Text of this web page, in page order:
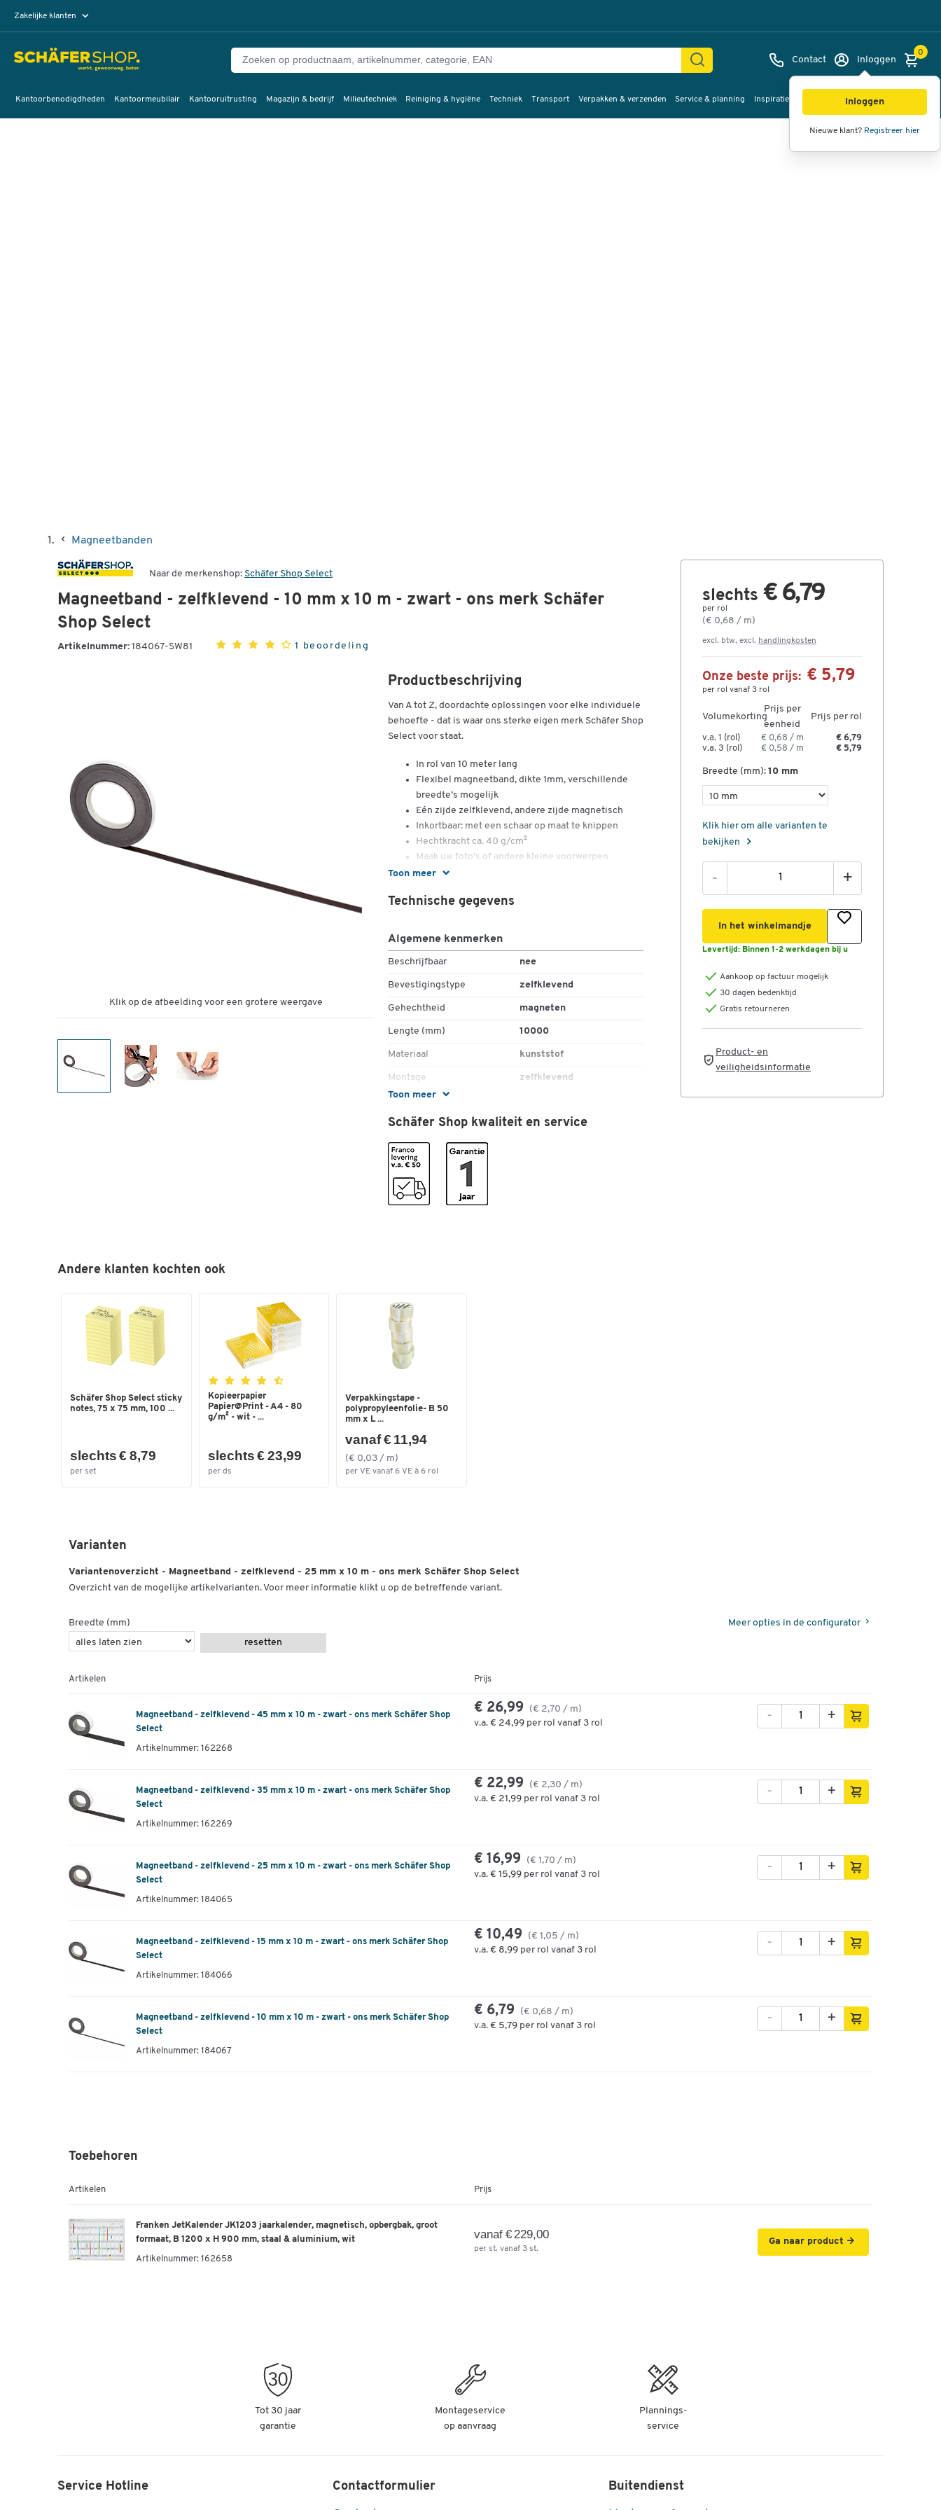
Zakelijke klanten
Contact Inloggen
Inloggen
Nieuwe klant? Registreer hier
0
Kantoorbenodigdheden Kantoormeubilair Kantooruitrusting Magazijn & bedrijf Milieutechniek Reiniging & hygiëne Techniek Transport Verpakken & verzenden Service & planning Inspiratie
Magneetbanden
Naar de merkenshop: Schäfer Shop Select
Magneetband - zelfklevend - 10 mm x 10 m - zwart - ons merk Schäfer
Shop Select
Artikelnummer: 184067-SW81 1 beoordeling
Klik op de afbeelding voor een grotere weergave
Toon meer
Productbeschrijving
Van A tot Z, doordachte oplossingen voor elke individuele
behoefte - dat is waar ons sterke eigen merk Schäfer Shop
Select voor staat.
In rol van 10 meter lang
Flexibel magneetband, dikte 1mm, verschillende
breedte’s mogelijk
Eén zijde zelfklevend, andere zijde magnetisch
Inkortbaar: met een schaar op maat te knippen
Hechtkracht ca. 40 g/cm²
Maak uw foto’s of andere kleine voorwerpen
magnetisch door er simpelweg een stukje
Zo gaat het: magneetband afknippen, opplakken,
Voordeel magneetband: magneet is van voren niet
zichtbaar
Toon meer
Technische gegevens
Algemene kenmerken
Beschrijfbaar nee
Bevestigingstype zelfklevend
Gehechtheid magneten
Lengte (mm) 10000
Materiaal kunststof
Montage zelfklevend
Vorm
Kleur
Afmetingen
Breedte (mm)
Schäfer Shop kwaliteit en service
slechts € 6,79
per rol
(€ 0,68 / m)
excl. btw, excl. handlingkosten
Onze beste prijs: € 5,79
per rol vanaf 3 rol
Volumekorting
Prijs per
eenheid
Prijs per rol
v.a. 1 (rol) € 0,68 / m
€ 6,79
v.a. 3 (rol)
€ 0,58 / m € 5,79
Breedte (mm): 10 mm
Klik hier om alle varianten te
bekijken
- +
In het winkelmandje
Levertijd: Binnen 1-2 werkdagen bij u
Aankoop op factuur mogelijk
30 dagen bedenktijd
Gratis retourneren
Product- en
veiligheidsinformatie
Andere klanten kochten ook
Schäfer Shop Select sticky
notes, 75 x 75 mm, 100 ...
slechts € 8,79
per set
Kopieerpapier
Papier@Print - A4 - 80
g/m² - wit - ...
slechts € 23,99
per ds
Verpakkingstape -
polypropyleenfolie- B 50
mm x L ...
vanaf € 11,94
(€ 0,03 / m)
per VE vanaf 6 VE à 6 rol
Varianten
Variantenoverzicht - Magneetband - zelfklevend - 25 mm x 10 m - ons merk Schäfer Shop Select
Overzicht van de mogelijke artikelvarianten. Voor meer informatie klikt u op de betreffende variant.
Breedte (mm)
resetten
Meer opties in de configurator
Artikelen Prijs
Magneetband - zelfklevend - 45 mm x 10 m - zwart - ons merk Schäfer Shop
Select
Artikelnummer: 162268
€ 26,99
(€ 2,70 / m)
v.a. € 24,99 per rol vanaf 3 rol
+
-
Magneetband - zelfklevend - 35 mm x 10 m - zwart - ons merk Schäfer Shop
Select
Artikelnummer: 162269
€ 22,99
(€ 2,30 / m)
v.a. € 21,99 per rol vanaf 3 rol
+
-
Magneetband - zelfklevend - 25 mm x 10 m - zwart - ons merk Schäfer Shop
Select
Artikelnummer: 184065
€ 16,99
(€ 1,70 / m)
v.a. € 15,99 per rol vanaf 3 rol
+
-
Magneetband - zelfklevend - 15 mm x 10 m - zwart - ons merk Schäfer Shop
Select
Artikelnummer: 184066
€ 10,49
(€ 1,05 / m)
v.a. € 8,99 per rol vanaf 3 rol
+
-
Magneetband - zelfklevend - 10 mm x 10 m - zwart - ons merk Schäfer Shop
Select
Artikelnummer: 184067
€ 6,79
(€ 0,68 / m)
v.a. € 5,79 per rol vanaf 3 rol
+
-
Toebehoren
Artikelen Prijs
Franken JetKalender JK1203 jaarkalender, magnetisch, opbergbak, groot
formaat, B 1200 x H 900 mm, staal & aluminium, wit
Artikelnummer: 162658
vanaf € 229,00
per st. vanaf 3 st.
Ga naar product
Afbeeldingen Video's
360°
weergave
Tot 30 jaar
garantie
Montageservice
op aanvraag
Plannings-
service
Service Hotline Contactformulier Buitendienst